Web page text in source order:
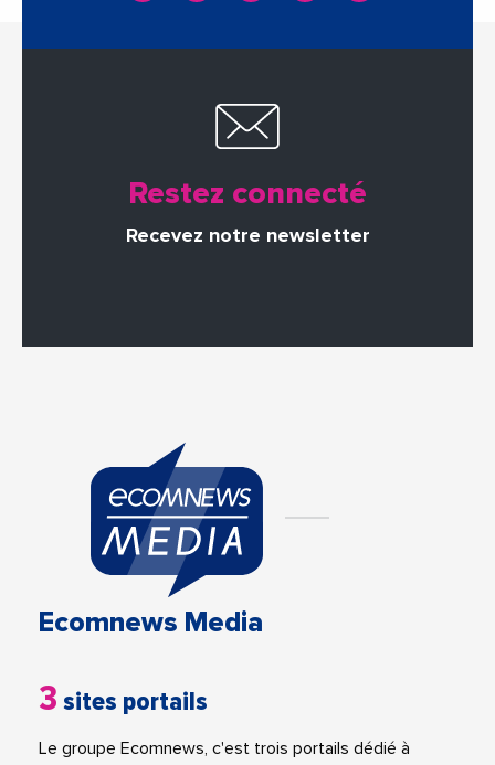
Restez connecté
Recevez notre newsletter
Ecomnews Media
3 sites portails
Le groupe Ecomnews, c'est trois portails dédié à